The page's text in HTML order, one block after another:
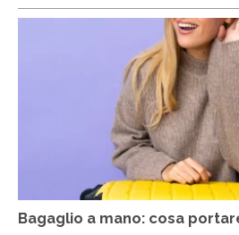
Bagaglio a mano: cosa